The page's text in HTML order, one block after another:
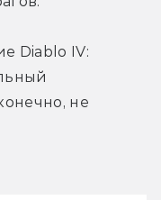
Diablo IV:
не